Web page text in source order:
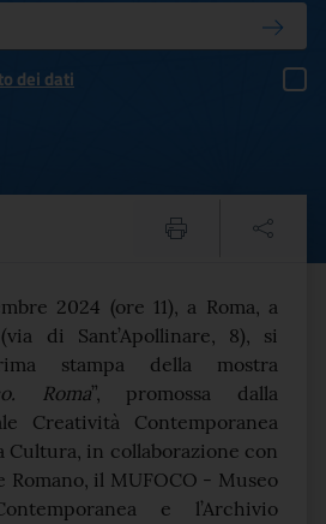
dei dati
11/
2024 (ore 11), a Roma, a
di Sant’Apollinare, 8), si
stampa della mostra
Roma”, promossa dalla
Creatività Contemporanea
Cultura, in collaborazione con
Romano, il MUFOCO - Museo
e l’Archivio